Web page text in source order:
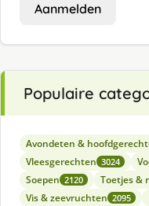
Aanmelden
Populaire
Avondeten &
Vleesgerechten 3024
Soepen 2120 Toetjes &
Vis & zeevruchten 2095